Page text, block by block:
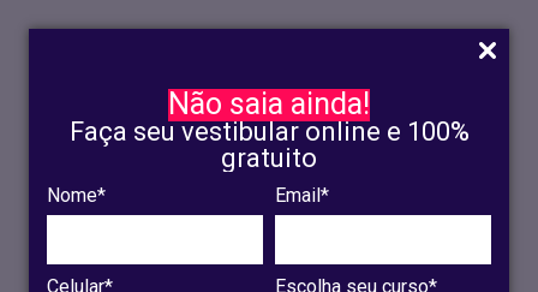
Não saia ainda!
Faça seu vestibular online e 100%
gratuito
Nome* Email*
Celular* Escolha seu curso*
INSCRIÇÃO
OLINDA